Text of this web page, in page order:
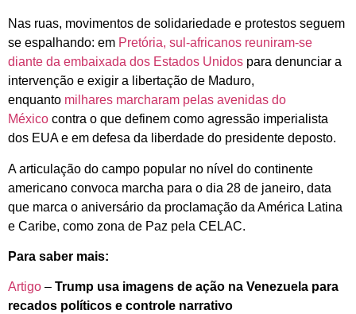
Nas ruas, movimentos de solidariedade e protestos seguem
se espalhando: em Pretória, sul-africanos reuniram-se
diante da embaixada dos Estados Unidos para denunciar a
intervenção e exigir a libertação de Maduro,
enquanto milhares marcharam pelas avenidas do
México contra o que definem como agressão imperialista
dos EUA e em defesa da liberdade do presidente deposto.
A articulação do campo popular no nível do continente
americano convoca marcha para o dia 28 de janeiro, data
que marca o aniversário da proclamação da América Latina
e Caribe, como zona de Paz pela CELAC.
Para saber mais:
Artigo – Trump usa imagens de ação na Venezuela para
recados políticos e controle narrativo